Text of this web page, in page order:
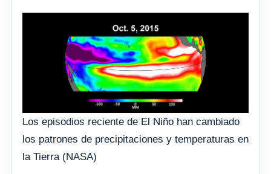
Los episodios reciente de El Niño han cambiado
los patrones de precipitaciones y temperaturas en
la Tierra (NASA)